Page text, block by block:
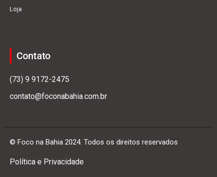
Loja
Contato
(73) 9 9172-2475
contato@foconabahia.com.br
© Foco na Bahia 2024. Todos os direitos reservados
Política e Privacidade